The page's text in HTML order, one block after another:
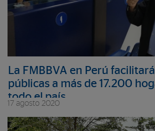
La FMBBVA en Perú
públicas a más de 17.200
todo el país
17 agosto 2020